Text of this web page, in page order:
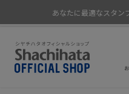
あなたに最適なスタン